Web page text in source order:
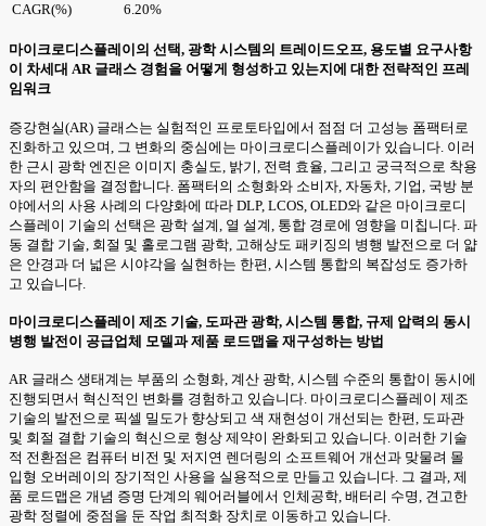
CAGR(%)
6.20%
마이크로디스플레이의 선택, 광학 시스템의 트레이드오프, 용도별 요구사항
이 차세대 AR 글래스 경험을 어떻게 형성하고 있는지에 대한 전략적인 프레
임워크
증강현실(AR) 글래스는 실험적인 프로토타입에서 점점 더 고성능 폼팩터로
진화하고 있으며, 그 변화의 중심에는 마이크로디스플레이가 있습니다. 이러
한 근시 광학 엔진은 이미지 충실도, 밝기, 전력 효율, 그리고 궁극적으로 착용
자의 편안함을 결정합니다. 폼팩터의 소형화와 소비자, 자동차, 기업, 국방 분
야에서의 사용 사례의 다양화에 따라 DLP, LCOS, OLED와 같은 마이크로디
스플레이 기술의 선택은 광학 설계, 열 설계, 통합 경로에 영향을 미칩니다. 파
동 결합 기술, 회절 및 홀로그램 광학, 고해상도 패키징의 병행 발전으로 더 얇
은 안경과 더 넓은 시야각을 실현하는 한편, 시스템 통합의 복잡성도 증가하
고 있습니다.
마이크로디스플레이 제조 기술, 도파관 광학, 시스템 통합, 규제 압력의 동시
병행 발전이 공급업체 모델과 제품 로드맵을 재구성하는 방법
AR 글래스 생태계는 부품의 소형화, 계산 광학, 시스템 수준의 통합이 동시에
진행되면서 혁신적인 변화를 경험하고 있습니다. 마이크로디스플레이 제조
기술의 발전으로 픽셀 밀도가 향상되고 색 재현성이 개선되는 한편, 도파관
및 회절 결합 기술의 혁신으로 형상 제약이 완화되고 있습니다. 이러한 기술
적 전환점은 컴퓨터 비전 및 저지연 렌더링의 소프트웨어 개선과 맞물려 몰
입형 오버레이의 장기적인 사용을 실용적으로 만들고 있습니다. 그 결과, 제
품 로드맵은 개념 증명 단계의 웨어러블에서 인체공학, 배터리 수명, 견고한
광학 정렬에 중점을 둔 작업 최적화 장치로 이동하고 있습니다.